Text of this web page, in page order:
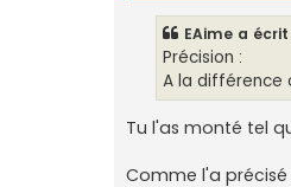
EAime a écrit
Précision :
A la différence
Tu l'as monté tel
Comme l'a